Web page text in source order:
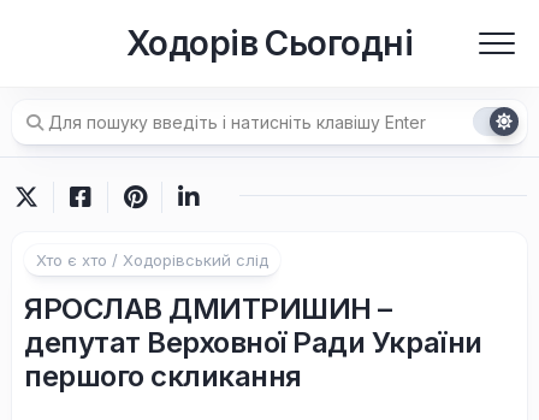
Ходорів Сьогодні
Хто є хто / Ходорівський слід
ЯРОСЛАВ ДМИТРИШИН –
депутат Верховної Ради України
першого скликання